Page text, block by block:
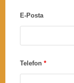
E-Posta
Telefon*